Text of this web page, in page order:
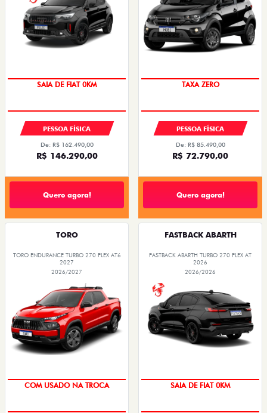
SAIA DE FIAT 0KM
PESSOA FÍSICA
De: R$ 162.490,00
R$ 146.290,00
Quero agora!
TAXA ZERO
PESSOA FÍSICA
De: R$ 85.490,00
R$ 72.790,00
Quero agora!
TORO
TORO ENDURANCE TURBO 270 FLEX AT6
2027
2026/2027
COM USADO NA TROCA
FASTBACK ABARTH
FASTBACK ABARTH TURBO 270 FLEX AT
2026
2026/2026
SAIA DE FIAT 0KM